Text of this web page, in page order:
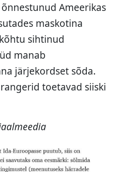
Ameerikas
maskotina
sihtinud
manab
järjekordset sõda.
toetavad siiski